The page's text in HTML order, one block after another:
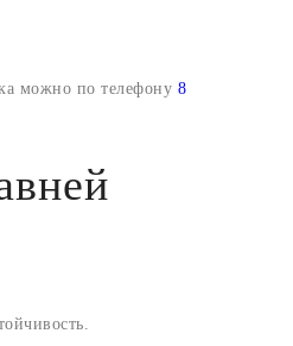
можно по телефону 8